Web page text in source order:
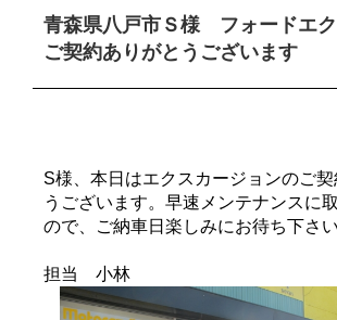
青森県八戸市Ｓ様 フォードエ
ご契約ありがとうございます
S様、本日はエクスカージョンのご
うございます。早速メンテナンスに
ので、ご納車日楽しみにお待ち下さい
担当 小林